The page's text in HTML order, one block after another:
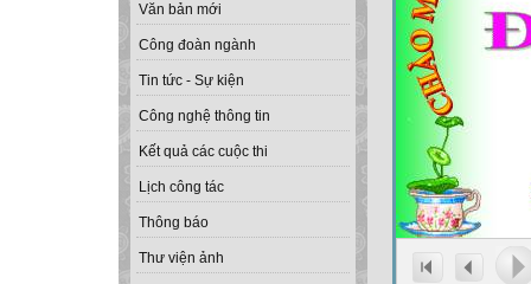
Văn bản mới
Công đoàn ngành
Tin tức - Sự kiện
Công nghệ thông tin
Kết quả các cuộc thi
Lịch công tác
Thông báo
Thư viện ảnh